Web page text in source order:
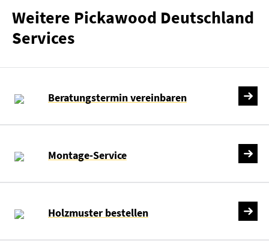
Weitere Pickawood Deutschland
Services
Beratungstermin vereinbaren
Montage-Service
Holzmuster bestellen